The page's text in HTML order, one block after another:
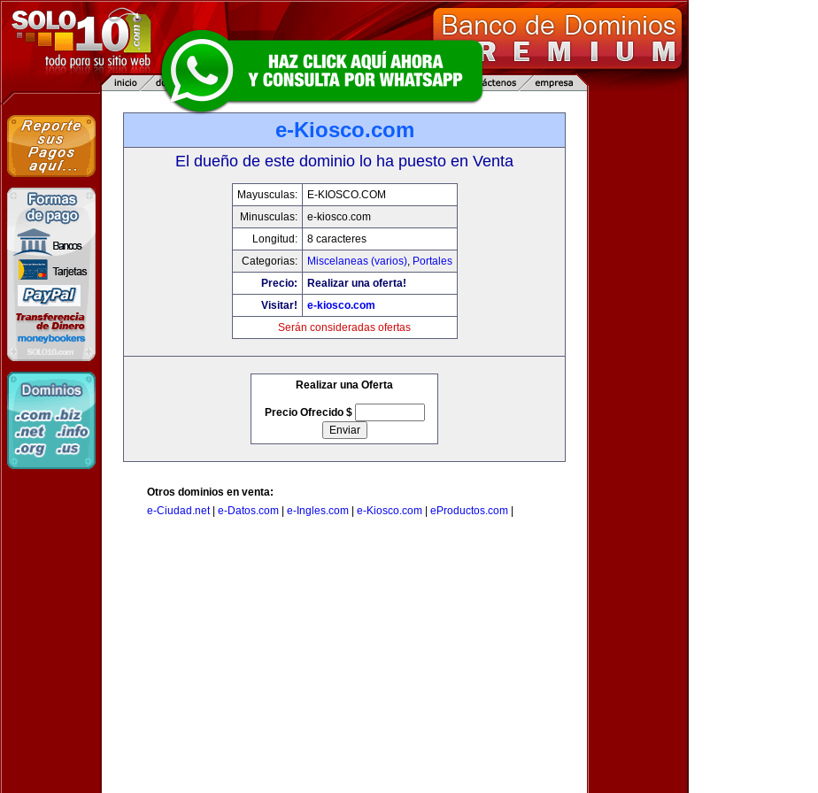
e-Kiosco.com
El dueño de este dominio lo ha puesto en Venta
Mayusculas:
E-KIOSCO.COM
Minusculas:
e-kiosco.com
Longitud:
8 caracteres
Categorias:
Miscelaneas (varios), Portales
Precio:
Realizar una oferta!
Visitar!
e-kiosco.com
Serán consideradas ofertas
Realizar una Oferta
Precio Ofrecido $
Otros dominios en venta:
e-Ciudad.net| e-Datos.com e-Ingles.com e-Kiosco.com eProductos.com